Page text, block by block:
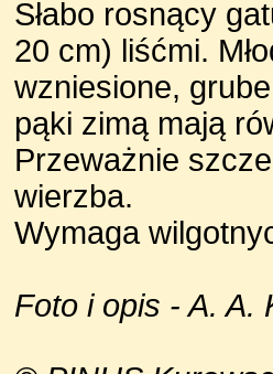
Słabo rosnący
20 cm) liśćmi.
wzniesione,
pąki zimą mają
Przeważnie
wierzba.
Wymaga
Foto i opis - A. A.